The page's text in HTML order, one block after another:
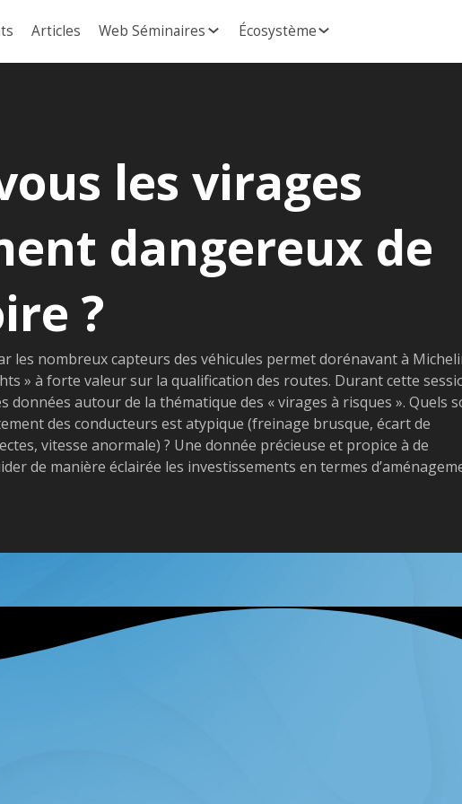
Articles Web Séminaires Écosystème
les virages
dangereux de
?
les nombreux capteurs des véhicules permet dorénavant à
» à forte valeur sur la qualification des routes. Durant cette
données autour de la thématique des « virages à risques ». Quels
des conducteurs est atypique (freinage brusque, écart de
vitesse anormale) ? Une donnée précieuse et propice à de
de manière éclairée les investissements en termes